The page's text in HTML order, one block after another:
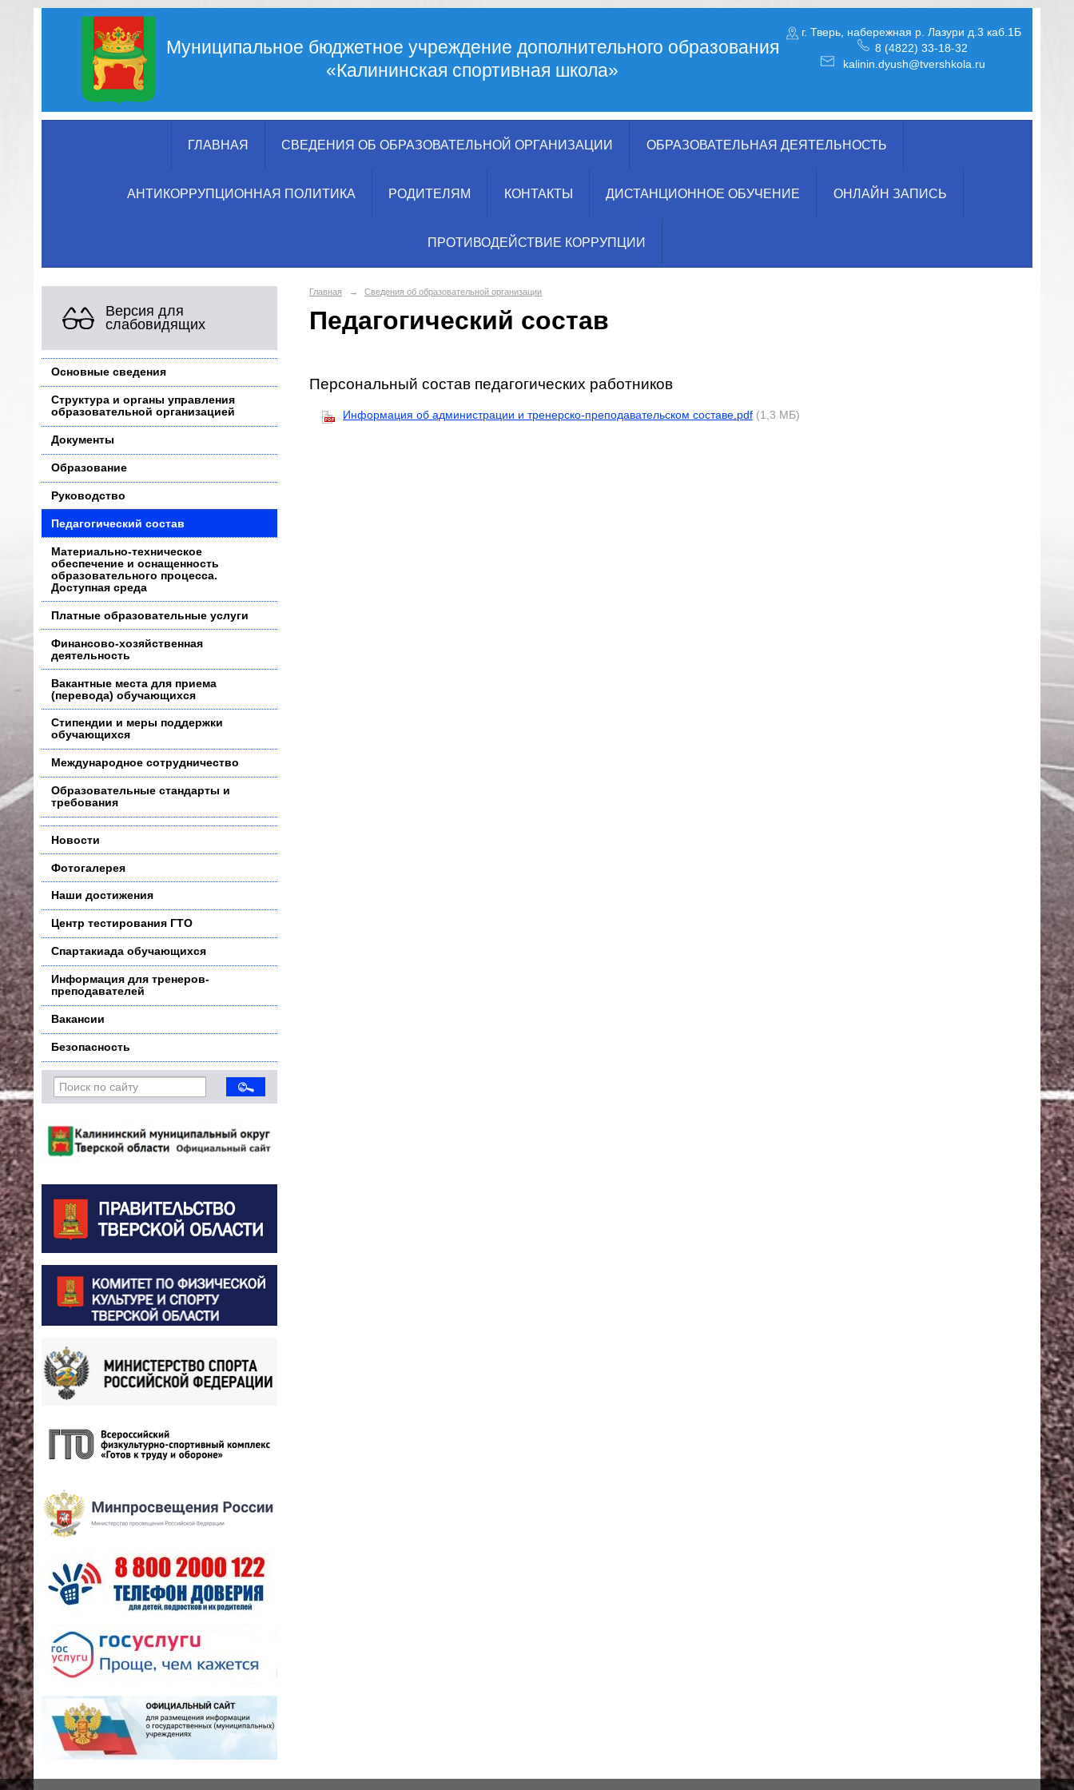
Муниципальное бюджетное учреждение дополнительного образования
«Калининская спортивная школа»
г. Тверь, набережная р. Лазури д.3 каб.1Б
8 (4822) 33-18-32
kalinin.dyush@tvershkola.ru
ГЛАВНАЯ СВЕДЕНИЯ ОБ ОБРАЗОВАТЕЛЬНОЙ ОРГАНИЗАЦИИ ОБРАЗОВАТЕЛЬНАЯ ДЕЯТЕЛЬНОСТЬ
АНТИКОРРУПЦИОННАЯ ПОЛИТИКА РОДИТЕЛЯМ КОНТАКТЫ ДИСТАНЦИОННОЕ ОБУЧЕНИЕ ОНЛАЙН ЗАПИСЬ
ПРОТИВОДЕЙСТВИЕ КОРРУПЦИИ
Версия для
слабовидящих
Основные сведения
Структура и органы управления
образовательной организацией
Документы
Образование
Руководство
Педагогический состав
Материально-техническое
обеспечение и оснащенность
образовательного процесса.
Доступная среда
Платные образовательные услуги
Финансово-хозяйственная
деятельность
Вакантные места для приема
(перевода) обучающихся
Стипендии и меры поддержки
обучающихся
Международное сотрудничество
Образовательные стандарты и
требования
Новости
Фотогалерея
Наши достижения
Центр тестирования ГТО
Спартакиада обучающихся
Информация для тренеров-
преподавателей
Вакансии
Безопасность
Главная → Сведения об образовательной организации
Педагогический состав
Персональный состав педагогических работников
Информация об администрации и тренерско-преподавательском составе.pdf (1,3 МБ)